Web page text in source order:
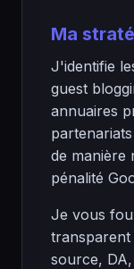
Ma
J'identifie
guest
annuaires
de manière
pénalité
Je vous
transparent
source,